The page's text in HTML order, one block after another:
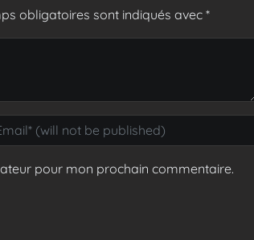
obligatoires sont indiqués avec *
pour mon prochain commentaire.